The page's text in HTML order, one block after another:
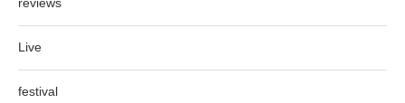
reviews
Live
festival